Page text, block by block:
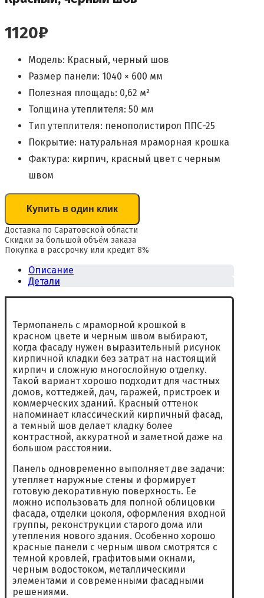
1120₽
Модель: Красный, черный шов
Размер панели: 1040 × 600 мм
Полезная площадь: 0,62 м²
Толщина утеплителя: 50 мм
Тип утеплителя: пенополистирол ППС-25
Покрытие: натуральная мраморная крошка
Фактура: кирпич, красный цвет с черным
швом
Купить в один клик
Доставка по Саратовской области
Скидки за большой объём заказа
Покупка в рассрочку или кредит 8%
Описание
Детали
Термопанель с мраморной крошкой в
красном цвете и черным швом выбирают,
когда фасаду нужен выразительный рисунок
кирпичной кладки без затрат на настоящий
кирпич и сложную многослойную отделку.
Такой вариант хорошо подходит для частных
домов, коттеджей, дач, гаражей, пристроек и
коммерческих зданий. Красный оттенок
напоминает классический кирпичный фасад,
а темный шов делает кладку более
контрастной, аккуратной и заметной даже на
большом расстоянии.
Панель одновременно выполняет две задачи:
утепляет наружные стены и формирует
готовую декоративную поверхность. Ее
можно использовать для полной облицовки
фасада, отделки цоколя, оформления входной
группы, реконструкции старого дома или
утепления нового здания. Особенно хорошо
красные панели с черным швом смотрятся с
темной кровлей, графитовыми окнами,
черным водостоком, металлическими
элементами и современными фасадными
решениями.